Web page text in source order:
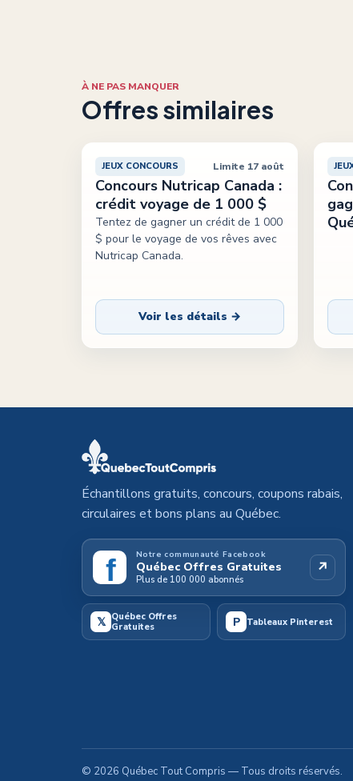
À NE PAS MANQUER
Offres similaires
JEUX CONCOURS Limite 17 août
Concours Nutricap Canada :
crédit voyage de 1 000 $
Tentez de gagner un crédit de 1 000
$ pour le voyage de vos rêves avec
Nutricap Canada.
Voir les détails →
Échantillons gratuits, concours, coupons rabais,
circulaires et bons plans au Québec.
f Notre communauté Facebook
Québec Offres Gratuites
Plus de 100 000 abonnés
↗
𝕏 Québec Offres
Gratuites
P Tableaux Pinterest
© 2026 Québec Tout Compris — Tous droits réservés.